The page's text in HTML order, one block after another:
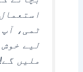
ٹمی،
لیے
ملیں گے!